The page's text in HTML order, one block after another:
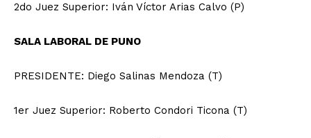
2do Juez Superior: Iván Víctor Arias Calvo (P)
SALA LABORAL DE PUNO
PRESIDENTE: Diego Salinas Mendoza (T)
1er Juez Superior: Roberto Condori Ticona (T)